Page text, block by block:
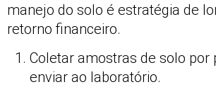
manejo do solo é estratégia de
retorno financeiro.
Coletar amostras de solo por
enviar ao laboratório.